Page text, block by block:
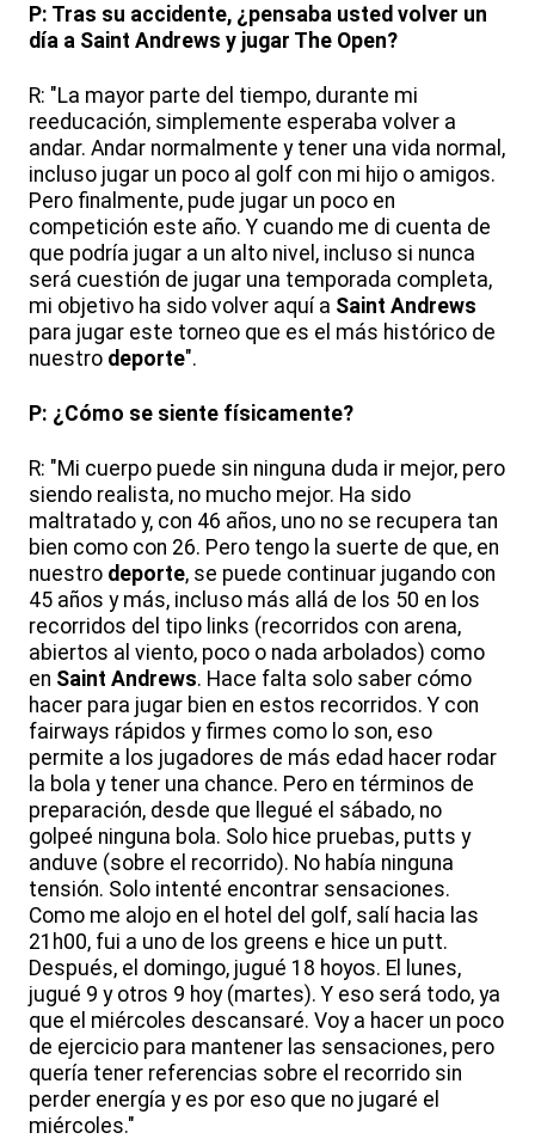
P: Tras su accidente, ¿pensaba usted volver un
día a Saint Andrews y jugar The Open?
R: "La mayor parte del tiempo, durante mi
reeducación, simplemente esperaba volver a
andar. Andar normalmente y tener una vida normal,
incluso jugar un poco al golf con mi hijo o amigos.
Pero finalmente, pude jugar un poco en
competición este año. Y cuando me di cuenta de
que podría jugar a un alto nivel, incluso si nunca
será cuestión de jugar una temporada completa,
mi objetivo ha sido volver aquí a Saint Andrews
para jugar este torneo que es el más histórico de
nuestro deporte".
P: ¿Cómo se siente físicamente?
R: "Mi cuerpo puede sin ninguna duda ir mejor, pero
siendo realista, no mucho mejor. Ha sido
maltratado y, con 46 años, uno no se recupera tan
bien como con 26. Pero tengo la suerte de que, en
nuestro deporte, se puede continuar jugando con
45 años y más, incluso más allá de los 50 en los
recorridos del tipo links (recorridos con arena,
abiertos al viento, poco o nada arbolados) como
en Saint Andrews. Hace falta solo saber cómo
hacer para jugar bien en estos recorridos. Y con
fairways rápidos y firmes como lo son, eso
permite a los jugadores de más edad hacer rodar
la bola y tener una chance. Pero en términos de
preparación, desde que llegué el sábado, no
golpeé ninguna bola. Solo hice pruebas, putts y
anduve (sobre el recorrido). No había ninguna
tensión. Solo intenté encontrar sensaciones.
Como me alojo en el hotel del golf, salí hacia las
21h00, fui a uno de los greens e hice un putt.
Después, el domingo, jugué 18 hoyos. El lunes,
jugué 9 y otros 9 hoy (martes). Y eso será todo, ya
que el miércoles descansaré. Voy a hacer un poco
de ejercicio para mantener las sensaciones, pero
quería tener referencias sobre el recorrido sin
perder energía y es por eso que no jugaré el
miércoles."